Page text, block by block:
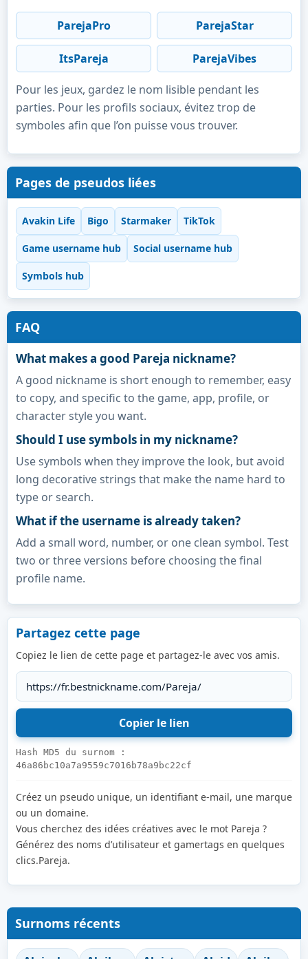
ParejaPro ParejaStar
ItsPareja ParejaVibes
Pour les jeux, gardez le nom lisible pendant les
parties. Pour les profils sociaux, évitez trop de
symboles afin que l’on puisse vous trouver.
Pages de pseudos liées
Avakin Life Bigo Starmaker TikTok
Game username hub Social username hub
Symbols hub
FAQ
What makes a good Pareja nickname?
A good nickname is short enough to remember, easy
to copy, and specific to the game, app, profile, or
character style you want.
Should I use symbols in my nickname?
Use symbols when they improve the look, but avoid
long decorative strings that make the name hard to
type or search.
What if the username is already taken?
Add a small word, number, or one clean symbol. Test
two or three versions before choosing the final
profile name.
Partagez cette page
Copiez le lien de cette page et partagez-le avec vos amis.
Hash MD5 du surnom :
46a86bc10a7a9559c7016b78a9bc22cf
Créez un pseudo unique, un identifiant e-mail, une marque
ou un domaine.
Vous cherchez des idées créatives avec le mot Pareja ?
Générez des noms d’utilisateur et gamertags en quelques
clics.Pareja.
Surnoms récents